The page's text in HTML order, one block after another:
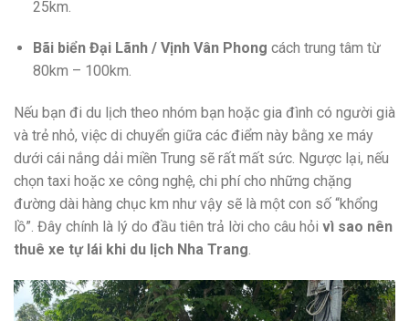
25km.
Bãi biển Đại Lãnh / Vịnh Vân Phong cách trung tâm từ
80km – 100km.
Nếu bạn đi du lịch theo nhóm bạn hoặc gia đình có người già
và trẻ nhỏ, việc di chuyển giữa các điểm này bằng xe máy
dưới cái nắng dải miền Trung sẽ rất mất sức. Ngược lại, nếu
chọn taxi hoặc xe công nghệ, chi phí cho những chặng
đường dài hàng chục km như vậy sẽ là một con số “khổng
lồ”. Đây chính là lý do đầu tiên trả lời cho câu hỏi vì sao nên
thuê xe tự lái khi du lịch Nha Trang.